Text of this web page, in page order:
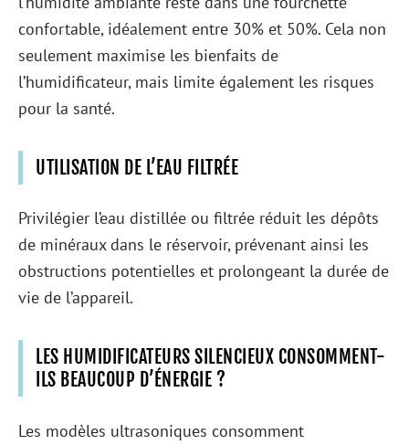
confortable, idéalement entre 30% et 50%. Cela non
seulement maximise les bienfaits de
l’humidificateur, mais limite également les risques
pour la santé.
UTILISATION DE L’EAU FILTRÉE
Privilégier l’eau distillée ou filtrée réduit les dépôts
de minéraux dans le réservoir, prévenant ainsi les
obstructions potentielles et prolongeant la durée de
vie de l’appareil.
LES HUMIDIFICATEURS SILENCIEUX CONSOMMENT-
ILS BEAUCOUP D’ÉNERGIE ?
Les modèles ultrasoniques consomment